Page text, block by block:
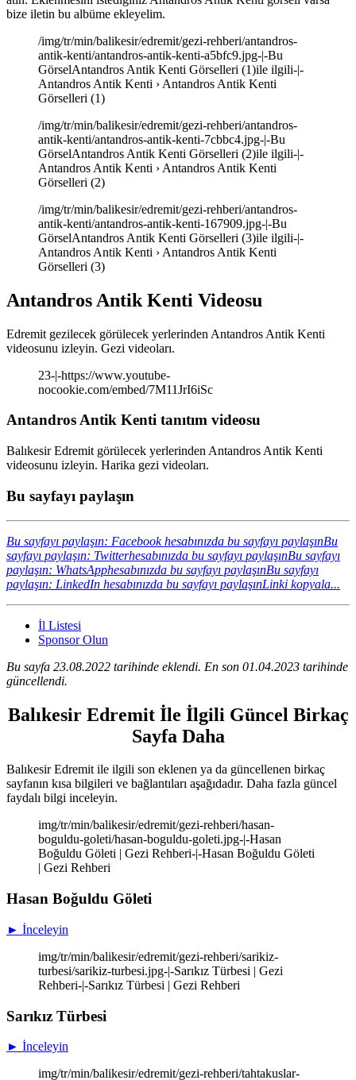
bize iletin bu albüme ekleyelim.
/img/tr/min/balikesir/edremit/gezi-rehberi/antandros-
antik-kenti/antandros-antik-kenti-a5bfc9.jpg-|-Bu
GörselAntandros Antik Kenti Görselleri (1)ile ilgili-|-
Antandros Antik Kenti › Antandros Antik Kenti
Görselleri (1)
/img/tr/min/balikesir/edremit/gezi-rehberi/antandros-
antik-kenti/antandros-antik-kenti-7cbbc4.jpg-|-Bu
GörselAntandros Antik Kenti Görselleri (2)ile ilgili-|-
Antandros Antik Kenti › Antandros Antik Kenti
Görselleri (2)
/img/tr/min/balikesir/edremit/gezi-rehberi/antandros-
antik-kenti/antandros-antik-kenti-167909.jpg-|-Bu
GörselAntandros Antik Kenti Görselleri (3)ile ilgili-|-
Antandros Antik Kenti › Antandros Antik Kenti
Görselleri (3)
Antandros Antik Kenti Videosu
Edremit gezilecek görülecek yerlerinden Antandros Antik Kenti
videosunu izleyin. Gezi videoları.
23-|-https://www.youtube-
nocookie.com/embed/7M11JrI6iSc
Antandros Antik Kenti tanıtım videosu
Balıkesir Edremit görülecek yerlerinden Antandros Antik Kenti
videosunu izleyin. Harika gezi videoları.
Bu sayfayı paylaşın
Bu sayfayı paylaşın: Facebook hesabınızda bu sayfayı paylaşınBu
sayfayı paylaşın: Twitterhesabınızda bu sayfayı paylaşınBu sayfayı
paylaşın: WhatsApphesabınızda bu sayfayı paylaşınBu sayfayı
paylaşın: LinkedIn hesabınızda bu sayfayı paylaşınLinki kopyala...
İl Listesi
Sponsor Olun
Bu sayfa 23.08.2022 tarihinde eklendi. En son 01.04.2023 tarihinde
güncellendi.
Balıkesir Edremit İle İlgili Güncel Birkaç
Sayfa Daha
Balıkesir Edremit ile ilgili son eklenen ya da güncellenen birkaç
sayfanın kısa bilgileri ve bağlantıları aşağıdadır. Daha fazla güncel
faydalı bilgi inceleyin.
img/tr/min/balikesir/edremit/gezi-rehberi/hasan-
boguldu-goleti/hasan-boguldu-goleti.jpg-|-Hasan
Boğuldu Göleti | Gezi Rehberi-|-Hasan Boğuldu Göleti
| Gezi Rehberi
Hasan Boğuldu Göleti
► İnceleyin
img/tr/min/balikesir/edremit/gezi-rehberi/sarikiz-
turbesi/sarikiz-turbesi.jpg-|-Sarıkız Türbesi | Gezi
Rehberi-|-Sarıkız Türbesi | Gezi Rehberi
Sarıkız Türbesi
► İnceleyin
img/tr/min/balikesir/edremit/gezi-rehberi/tahtakuslar-